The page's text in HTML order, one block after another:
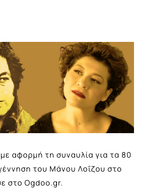
αφορμή τη συναυλία για τα 80
του Μάνου Λοΐζου στο
στο Ogdoo.gr.